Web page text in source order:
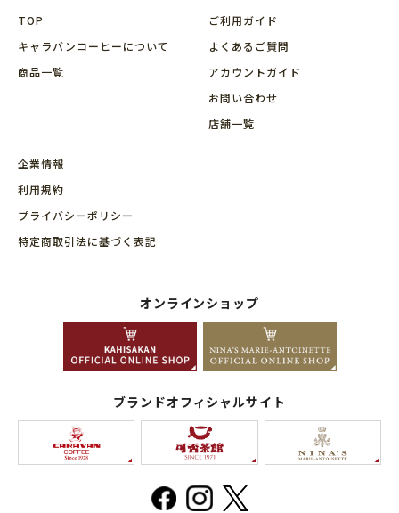
TOP
キャラバンコーヒーについて
商品⼀覧
ご利用ガイド
よくあるご質問
アカウントガイド
お問い合わせ
店舗⼀覧
企業情報
利用規約
プライバシーポリシー
特定商取引法に基づく表記
オンラインショップ
ブランドオフィシャルサイト